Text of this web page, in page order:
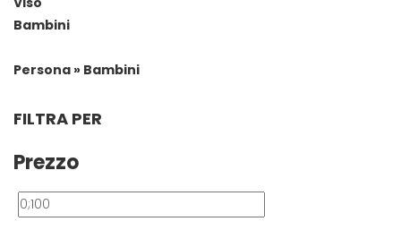
Bambini
Persona » Bambini
FILTRA PER
Prezzo